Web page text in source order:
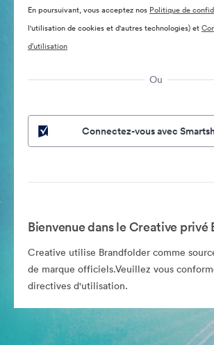
En poursuivant, vous acceptez nos Politique de
l'utilisation de cookies et d'autres technologies) et
d’utilisation
Ou
Connectez-vous avec
Bienvenue dans le Creative privé
Creative utilise Brandfolder comme
de marque officiels.Veuillez vous
directives d'utilisation.